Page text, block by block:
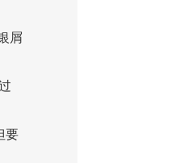
屑
要